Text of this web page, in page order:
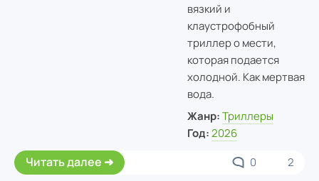
вязкий и
клаустрофобный
триллер о мести,
которая подается
холодной. Как мертвая
вода.
Жанр: Триллеры
Год: 2026
Читать далее 0 2